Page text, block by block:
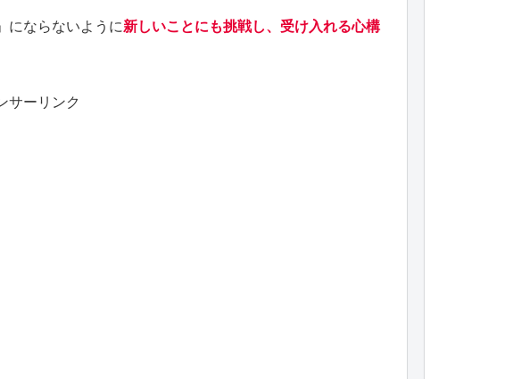
にならないように新しいことにも挑戦し、受け入れる心構
サーリンク